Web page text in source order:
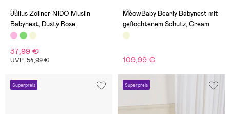
(1)
Julius Zöllner NIDO Muslin
Babynest, Dusty Rose
37,99 €
UVP: 54,99 €
(0)
MeowBaby Bearly Babynest mit
geflochtenem Schutz, Cream
109,99 €
Superpreis Superpreis